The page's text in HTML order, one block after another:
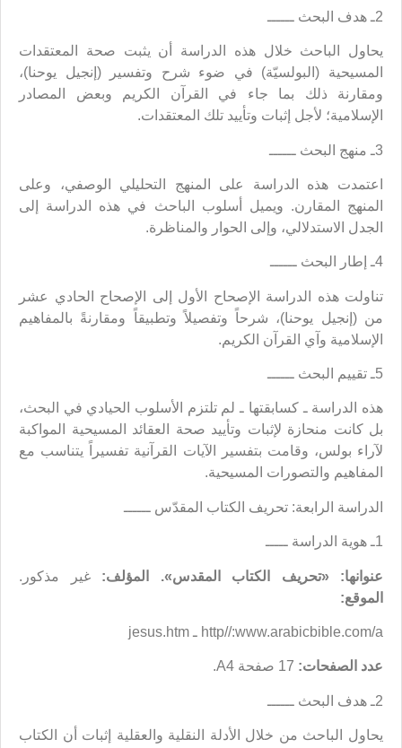
2ـ هدف البحث ــــــ
يحاول الباحث خلال هذه الدراسة أن يثبت صحة المعتقدات
المسيحية (البولسيّة) في ضوء شرح وتفسير (إنجيل يوحنا)،
ومقارنة ذلك بما جاء في القرآن الكريم وبعض المصادر
الإسلامية؛ لأجل إثبات وتأييد تلك المعتقدات.
3ـ منهج البحث ــــــ
اعتمدت هذه الدراسة على المنهج التحليلي الوصفي، وعلى
المنهج المقارن. ويميل أسلوب الباحث في هذه الدراسة إلى
الجدل الاستدلالي، وإلى الحوار والمناظرة.
4ـ إطار البحث ــــــ
تناولت هذه الدراسة الإصحاح الأول إلى الإصحاح الحادي عشر
من (إنجيل يوحنا)، شرحاً وتفصيلاً وتطبيقاً ومقارنةً بالمفاهيم
الإسلامية وآي القرآن الكريم.
5ـ تقييم البحث ــــــ
هذه الدراسة ـ كسابقتها ـ لم تلتزم الأسلوب الحيادي في البحث،
بل كانت منحازة لإثبات وتأييد صحة العقائد المسيحية المواكبة
لآراء بولس، وقامت بتفسير الآيات القرآنية تفسيراً يتناسب مع
المفاهيم والتصورات المسيحية.
الدراسة الرابعة: تحريف الكتاب المقدّس ــــــ
1ـ هوية الدراسة ـــــ
عنوانها: «تحريف الكتاب المقدس». المؤلف: غير مذكور.
الموقع:
http//:www.arabicbible.com/a ـ jesus.htm
عدد الصفحات:
2ـ هدف البحث ــــــ
يحاول الباحث من خلال الأدلة النقلية والعقلية إثبات أن الكتاب